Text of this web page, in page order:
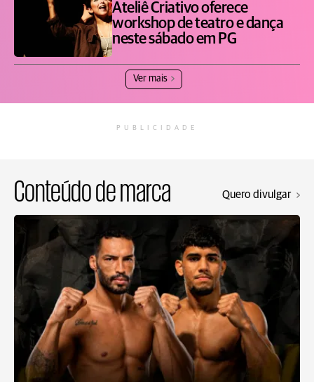
Ateliê Criativo oferece
workshop de teatro e dança
neste sábado em PG
Ver mais
PUBLICIDADE
Conteúdo de marca Quero divulgar